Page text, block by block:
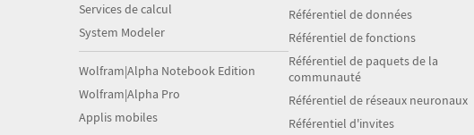
Services de calcul
System Modeler
Wolfram|Alpha Notebook Edition
Wolfram|Alpha Pro
Applis mobiles
Référentiel de données
Référentiel de fonctions
Référentiel de paquets de la
communauté
Référentiel de réseaux neuronaux
Référentiel d'invites